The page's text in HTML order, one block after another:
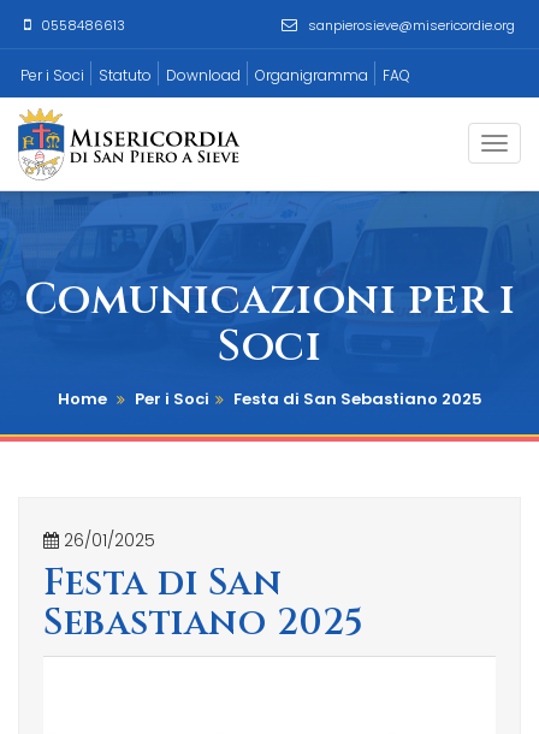
0558486613 sanpierosieve@misericordie.org
Per i Soci Statuto Download Organigramma FAQ
Comunicazioni per i
Soci
Home Per i Soci Festa di San Sebastiano 2025
26/01/2025
Festa di San
Sebastiano 2025